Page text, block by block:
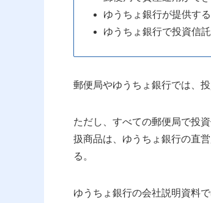
ゆうちょ銀行が提供す
ゆうちょ銀行で投資信
郵便局やゆうちょ銀行では、
ただし、すべての郵便局で投
扱商品は、ゆうちょ銀行の直
る。
ゆうちょ銀行の会社説明資料